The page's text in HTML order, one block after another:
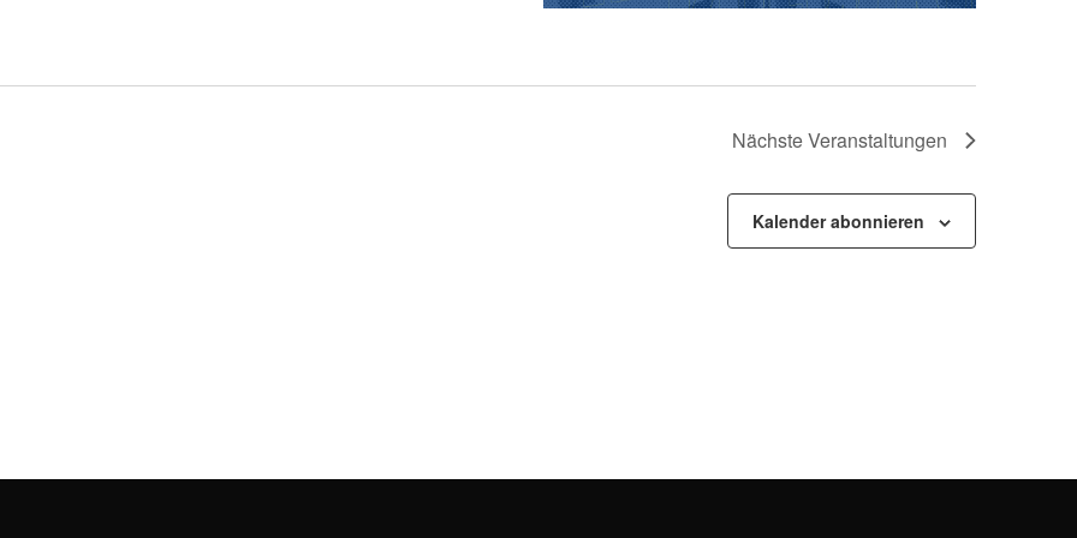
NächsteVeranstaltungen
Kalender abonnieren